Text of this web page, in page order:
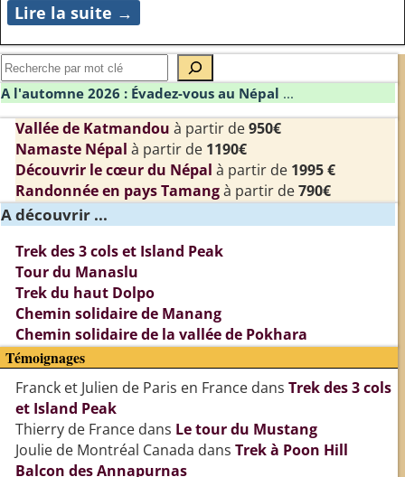
Lire la suite →
A l'automne 2026 : Évadez-vous au Népal ...
Vallée de Katmandou à partir de950€
Namaste Népal à partir de 1190€
Découvrir le cœur du Népal à partir de 1995 €
Randonnée en pays Tamangà partir de790€
A découvrir ...
Trek des 3 cols et Island Peak
Tour du Manaslu
Trek du haut Dolpo
Chemin solidaire de Manang
Chemin solidaire de la vallée de Pokhara
Témoignages
Franck et Julien de Paris en Francedans Trek des 3 cols
et Island Peak
Thierry de Francedans Le tour du Mustang
Joulie de Montréal Canada dans Trek à Poon Hill
Balcon des Annapurnas